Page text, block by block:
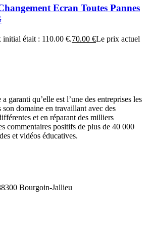
Ecran Toutes Pannes
initial était : 110.00 €.70.00 €Le prix actuel
garanti qu’elle est l’une des entreprises les
son domaine en travaillant avec des
et en réparant des milliers
commentaires positifs de plus de 40 000
et vidéos éducatives.
Bourgoin-Jallieu